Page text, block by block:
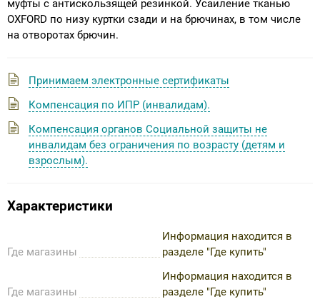
муфты с антискользящей резинкой. Усаиление тканью
OXFORD по низу куртки сзади и на брючинах, в том числе
на отворотах брючин.
Принимаем электронные сертификаты
Компенсация по ИПР (инвалидам).
Компенсация органов Социальной защиты не
инвалидам без ограничения по возрасту (детям и
взрослым).
Характеристики
Где магазины
Информация находится в
разделе "Где купить"
Где магазины
Информация находится в
разделе "Где купить"